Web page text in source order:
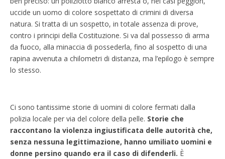
uccide un uomo di colore sospettato di crimini di diversa
natura. Si tratta di un sospetto, in totale assenza di prove,
contro i principi della Costituzione. Si va dal possesso di arma
da fuoco, alla minaccia di possederla, fino al sospetto di una
rapina avvenuta a chilometri di distanza, ma l’epilogo è sempre
lo stesso.
Ci sono tantissime storie di uomini di colore fermati dalla
polizia locale per via del colore della pelle. Storie che
raccontano la violenza ingiustificata delle autorità che,
senza nessuna legittimazione, hanno umiliato uomini e
donne persino quando era il caso di difenderli. È